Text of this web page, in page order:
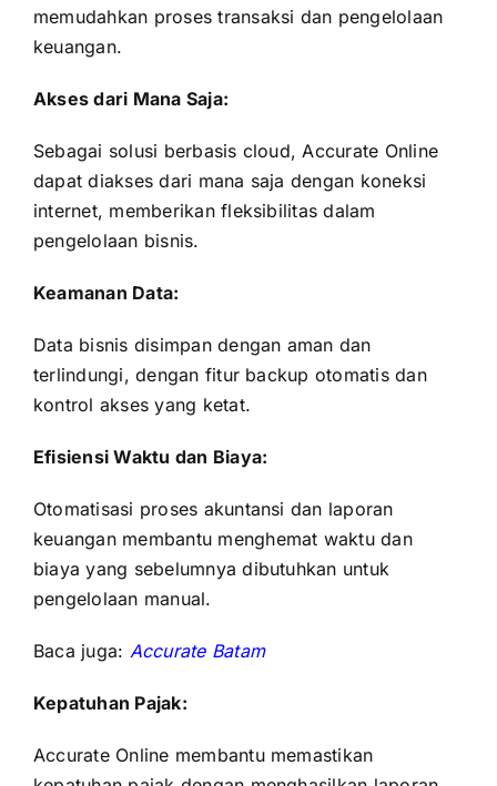
memudahkan proses transaksi dan pengelolaan
keuangan.
Akses dari Mana Saja:
Sebagai solusi berbasis cloud, Accurate Online
dapat diakses dari mana saja dengan koneksi
internet, memberikan fleksibilitas dalam
pengelolaan bisnis.
Keamanan Data:
Data bisnis disimpan dengan aman dan
terlindungi, dengan fitur backup otomatis dan
kontrol akses yang ketat.
Efisiensi Waktu dan Biaya:
Otomatisasi proses akuntansi dan laporan
keuangan membantu menghemat waktu dan
biaya yang sebelumnya dibutuhkan untuk
pengelolaan manual.
Baca juga: Accurate Batam
Kepatuhan Pajak:
Accurate Online membantu memastikan